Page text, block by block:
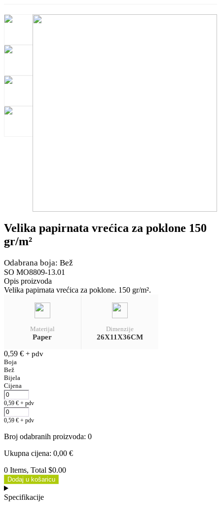
Velika papirnata vrećica za poklone 150
gr/m²
Odabrana boja: Bež
SO MO8809-13.01
Opis proizvoda
Velika papirnata vrećica za poklone. 150 gr/m².
Materijal
Paper
Dimenzije
26X11X36CM
0,59 € + pdv
Boja
Bež
Bijela
Cijena
0,59 € + pdv
0,59 € + pdv
Broj odabranih proizvoda: 0
Ukupna cijena: 0,00 €
0 Items, Total $0.00
Dodaj u košaricu
Specifikacije